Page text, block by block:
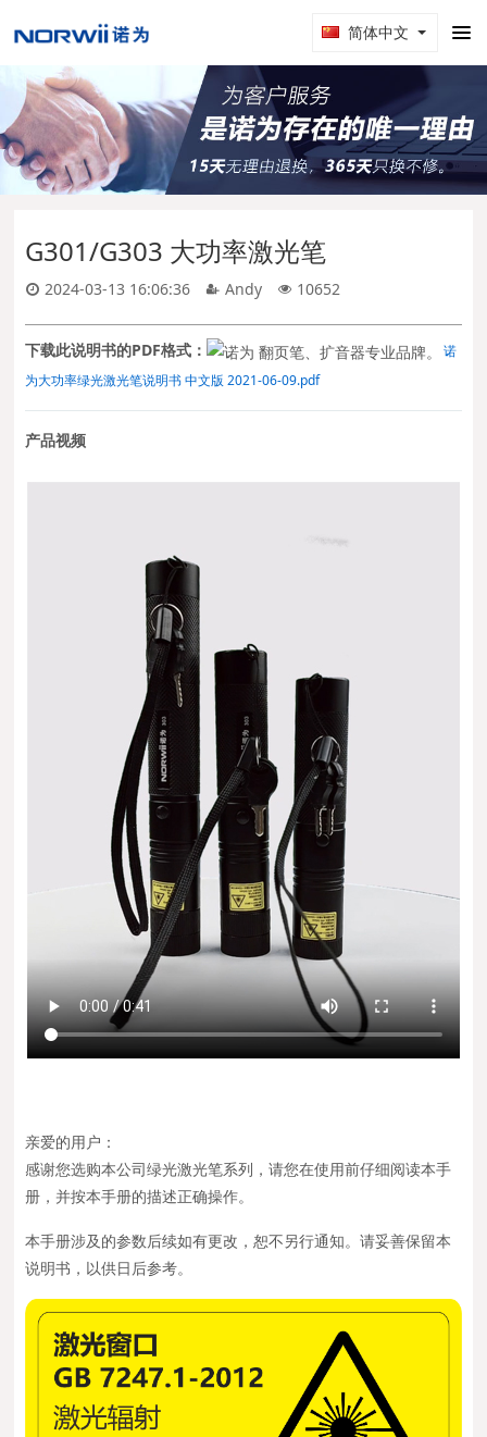
简体中文
G301/G303 大功率激光笔
2024-03-13 16:06:36 Andy 10652
下载此说明书的PDF格式：
诺
为大功率绿光激光笔说明书 中文版 2021-06-09.pdf
产品视频
亲爱的用户：
感谢您选购本公司绿光激光笔系列，请您在使用前仔细阅读本手
册，并按本手册的描述正确操作。
本手册涉及的参数后续如有更改，恕不另行通知。请妥善保留本
说明书，以供日后参考。